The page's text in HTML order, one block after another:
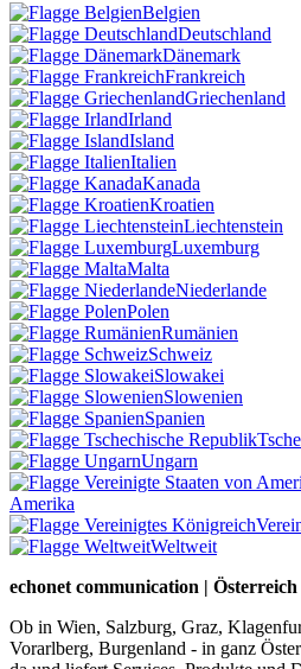
Belgien
Deutschland
Dänemark
Frankreich
Griechenland
Irland
Island
Italien
Kanada
Kroatien
Liechtenstein
Luxemburg
Malta
Niederlande
Polen
Rumänien
Schweiz
Slowakei
Slowenien
Spanien
Ungarn
Amerika
Weltweit
echonet communication | Österreich
Ob in Wien, Salzburg, Graz,
Vorarlberg, Burgenland - in ganz